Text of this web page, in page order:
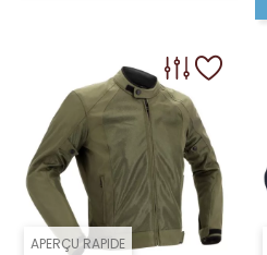
APERÇU RAPIDE